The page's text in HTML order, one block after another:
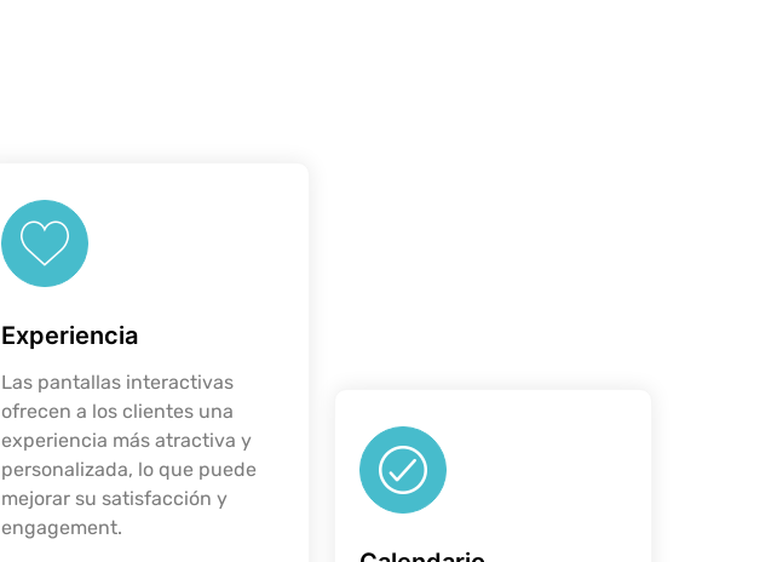
Experiencia
Las pantallas interactivas
ofrecen a los clientes una
experiencia más atractiva y
personalizada, lo que puede
mejorar su satisfacción y
engagement.